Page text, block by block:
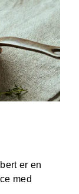
er en
med